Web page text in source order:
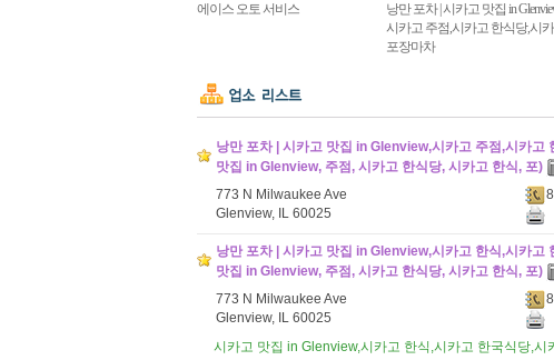
에이스 오토 서비스
낭만 포차 | 시카고 맛집 in
시카고 주점,시카고 한식당,시
포장마차
낭만 포차 | 시카고 맛집 in Glenview,시카고 주점,시카고
맛집 in Glenview, 주점, 시카고 한식당, 시카고 한식, 포)
773 N Milwaukee Ave
Glenview, IL 60025
낭만 포차 | 시카고 맛집 in Glenview,시카고 한식,시카고
맛집 in Glenview, 주점, 시카고 한식당, 시카고 한식, 포)
773 N Milwaukee Ave
Glenview, IL 60025
시카고 맛집 in Glenview,시카고 한식,시카고 한국식당,시